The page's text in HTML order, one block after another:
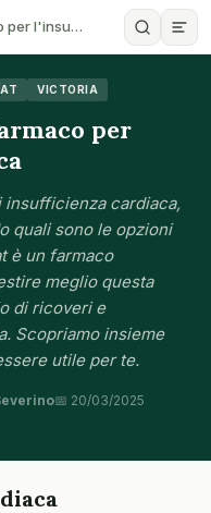
per l'insu…
VICTORIA
per
insufficienza cardiaca,
quali sono le opzioni
è un farmaco
meglio questa
di ricoveri e
Scopriamo insieme
utile per te.
📅 20/03/2025